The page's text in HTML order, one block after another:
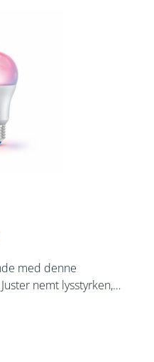
med denne
nemt lysstyrken,
lys, og vælg mellem
af farver, så du få en
kan du styre den
stemme, så du ikke